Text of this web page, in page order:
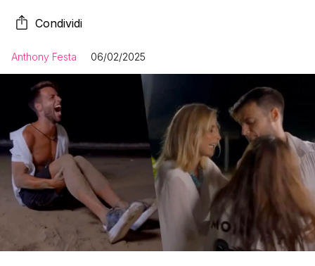
Condividi
Anthony Festa 06/02/2025